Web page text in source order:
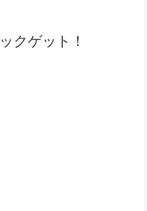
クゲット！